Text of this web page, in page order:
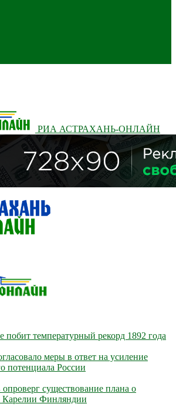
РИА АСТРАХАНЬ-ОНЛАЙН
побит температурный рекорд 1892 года
меры в ответ на усиление
потенциала России
опроверг существование плана о
Карелии Финляндии